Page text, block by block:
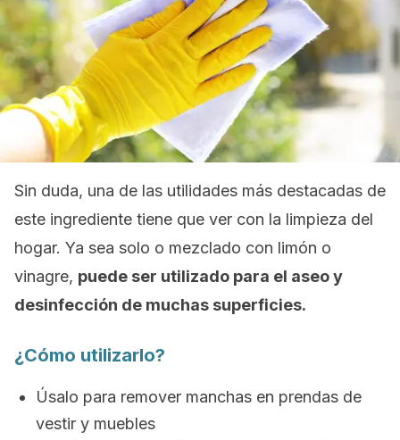
Sin duda, una de las utilidades más destacadas de
este ingrediente tiene que ver con la limpieza del
hogar. Ya sea solo o mezclado con limón o
vinagre, puede ser utilizado para el aseo y
desinfección de muchas superficies.
¿Cómo utilizarlo?
Úsalo para remover manchas en prendas de
vestir y muebles